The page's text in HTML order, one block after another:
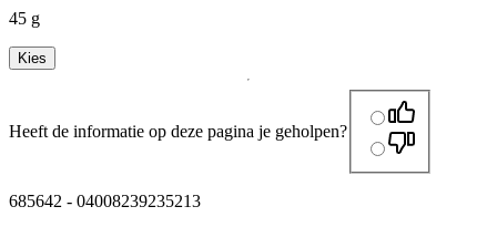
45 g
Kies
Heeft de informatie op deze pagina je geholpen?
685642 - 04008239235213